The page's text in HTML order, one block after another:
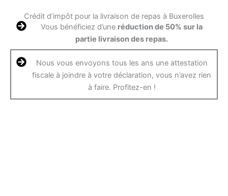
Crédit d’impôt pour la livraison de repas à Buxerolles
Vous bénéficiez d’une réduction de 50% sur la
partie livraison des repas.
Nous vous envoyons tous les ans une attestation
fiscale à joindre à votre déclaration, vous n’avez rien
à faire. Profitez-en !